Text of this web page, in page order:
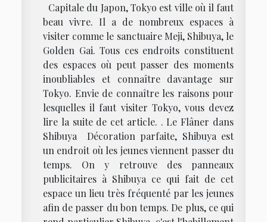
Capitale du Japon, Tokyo est ville où il faut
beau vivre. Il a de nombreux espaces à
visiter comme le sanctuaire Meji, Shibuya, le
Golden Gai. Tous ces endroits constituent
des espaces où peut passer des moments
inoubliables et connaître davantage sur
Tokyo. Envie de connaître les raisons pour
lesquelles il faut visiter Tokyo, vous devez
lire la suite de cet article. . Le Flâner dans
Shibuya Décoration parfaite, Shibuya est
un endroit où les jeunes viennent passer du
temps. On y retrouve des panneaux
publicitaires à Shibuya ce qui fait de cet
espace un lieu très fréquenté par les jeunes
afin de passer du bon temps. De plus, ce qui